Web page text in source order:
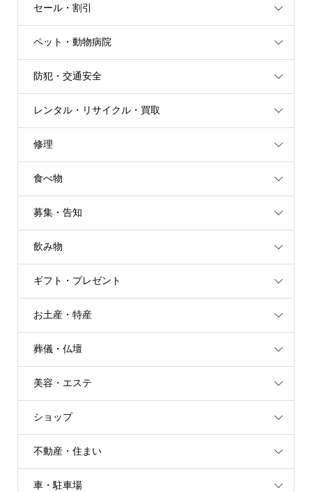
セール・割引
ペット・動物病院
防犯・交通安全
レンタル・リサイクル・買取
修理
食べ物
募集・告知
飲み物
ギフト・プレゼント
お土産・特産
葬儀・仏壇
美容・エステ
ショップ
不動産・住まい
車・駐車場